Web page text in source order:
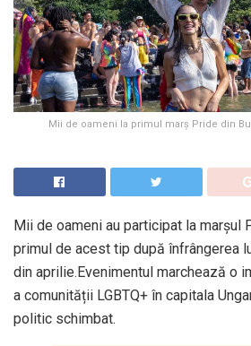
Mii de oameni la primul marș Pride din
Mii de oameni au participat la marșul
primul de acest tip după înfrângerea
din aprilie.Evenimentul marchează o
a comunității LGBTQ+ în capitala
politic schimbat.